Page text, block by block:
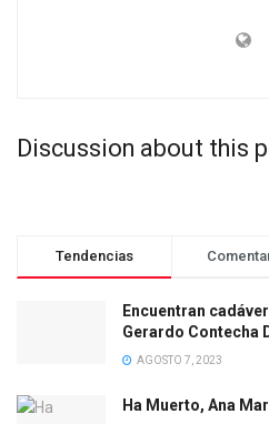
Discussion about this
Tendencias
Encuentran
Gerardo Contecha
AGOSTO 7, 2023
Ha Muerto, Ana